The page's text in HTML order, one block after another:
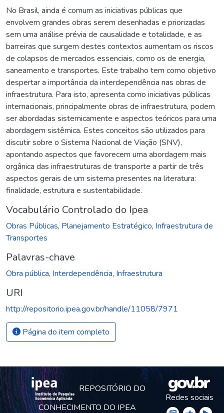
No Brasil, ainda é comum as iniciativas públicas que
envolvem grandes obras serem desenhadas e priorizadas
sem uma análise prévia de causalidade e totalidade, e as
barreiras que surgem destes contextos aumentam os riscos
de colapsos de mercados essenciais, como os de energia,
saneamento e transportes. Este trabalho tem como objetivo
despertar a importância da interdependência nas obras de
infraestrutura. Para isto, apresenta como iniciativas públicas
internacionais, principalmente obras de infraestrutura, podem
ser abordadas sistemicamente e aspectos teóricos para uma
abordagem sistêmica. Estes conceitos são utilizados para
discutir sobre o Sistema Nacional de Viação (SNV),
apontando aspectos que favorecem uma abordagem mais
orgânica das infraestruturas de transporte a partir de três
aspectos gerais de um sistema presentes na literatura:
finalidade, estrutura e sustentabilidade.
Vocabulário Controlado do Ipea
Obras Públicas, Planejamento Estratégico, Infraestrutura de
Transportes
Palavras-chave
Obra pública, Interdependência, Infraestrutura
URI
http://repositorio.ipea.gov.br/handle/11058/7971
Página do item completo
REPOSITÓRIO DO
CONHECIMENTO DO IPEA
Redes sociais